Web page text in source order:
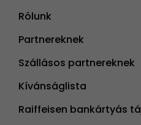
Rólunk
Partnereknek
Szállásos partnereknek
Kívánságlista
Raiffeisen bankártyás